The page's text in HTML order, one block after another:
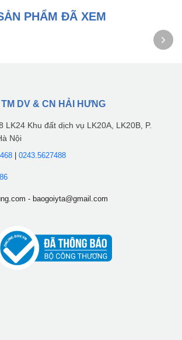
PHẨM ĐÃ XEM
DV & CN HẢI HƯNG
LK24 Khu đất dịch vụ LK20A, LK20B, P.
Nội
| 0243.5627488
- baogoiyta@gmail.com